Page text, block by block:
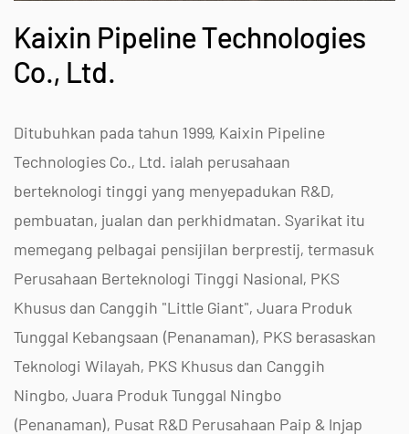
Kaixin Pipeline Technologies
Co., Ltd.
Ditubuhkan pada tahun 1999, Kaixin Pipeline
Technologies Co., Ltd. ialah perusahaan
berteknologi tinggi yang menyepadukan R&D,
pembuatan, jualan dan perkhidmatan. Syarikat itu
memegang pelbagai pensijilan berprestij, termasuk
Perusahaan Berteknologi Tinggi Nasional, PKS
Khusus dan Canggih "Little Giant", Juara Produk
Tunggal Kebangsaan (Penanaman), PKS berasaskan
Teknologi Wilayah, PKS Khusus dan Canggih
Ningbo, Juara Produk Tunggal Ningbo
(Penanaman), Pusat R&D Perusahaan Paip & Injap